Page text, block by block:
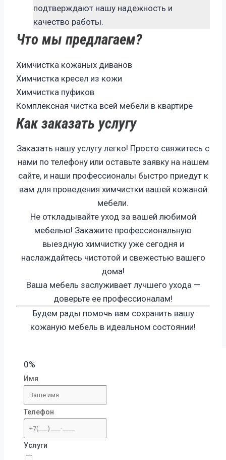
подтверждают нашу надежность и
качество работы.
Что мы предлагаем?
Химчистка кожаных диванов
Химчистка кресел из кожи
Химчистка пуфиков
Комплексная чистка всей мебели в квартире
Как заказать услугу
Заказать нашу услугу легко! Просто свяжитесь с
нами по телефону или оставьте заявку на нашем
сайте, и наши профессионалы быстро приедут к
вам для проведения химчистки вашей кожаной
мебели.
Не откладывайте уход за вашей любимой
мебелью! Закажите профессиональную
выездную химчистку уже сегодня и
наслаждайтесь чистотой и свежестью вашего
дома!
Ваша мебель заслуживает лучшего ухода —
доверьте ее профессионалам!
Будем рады помочь вам сохранить вашу
кожаную мебель в идеальном состоянии!
0%
Имя
Телефон
Услуги